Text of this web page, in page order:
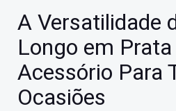
A Versatilidade
Longo em
Acessório Para
Ocasiões